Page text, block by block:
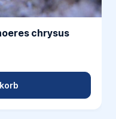
chrysus